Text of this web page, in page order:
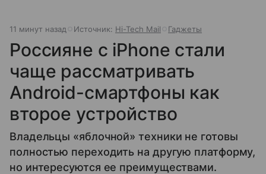
11 минут назад Источник: Hi-Tech Mail Гаджеты
Россияне с iPhone стали
чаще рассматривать
Android-смартфоны как
второе устройство
Владельцы «яблочной» техники не готовы
полностью переходить на другую платформу,
но интересуются ее преимуществами.